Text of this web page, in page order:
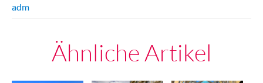
adm
Ähnliche Artikel